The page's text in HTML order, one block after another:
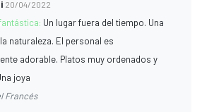
20/04/2022
Un lugar fuera del tiempo. Una
naturaleza. El personal es
adorable. Platos muy ordenados y
joya
Francés